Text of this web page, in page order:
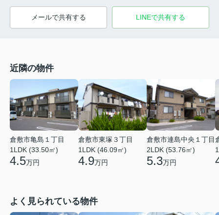
メールで共有する LINEで共有する
近隣の物件
倉敷市亀島１丁目
1LDK (33.50㎡)
4.5万円
倉敷市東塚３丁目
1LDK (46.09㎡)
4.9万円
倉敷市連島中央１丁目
2LDK (53.76㎡)
5.3万円
よく見られている物件